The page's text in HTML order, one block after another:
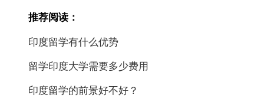
推荐阅读：
印度留学有什么优势
留学印度大学需要多少费用
印度留学的前景好不好？